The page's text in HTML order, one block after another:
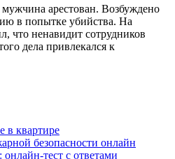
мужчина арестован. Возбуждено
в попытке убийства. На
что ненавидит сотрудников
дела привлекался к
в квартире
безопасности онлайн
тест с ответами